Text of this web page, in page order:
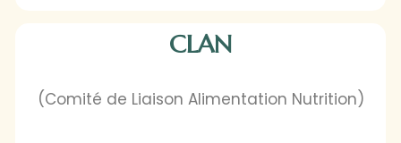
CLAN
(Comité de Liaison Alimentation Nutrition)